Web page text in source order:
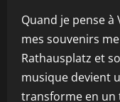
Quand je pense à
mes souvenirs
Rathausplatz et
musique devient
transforme en un